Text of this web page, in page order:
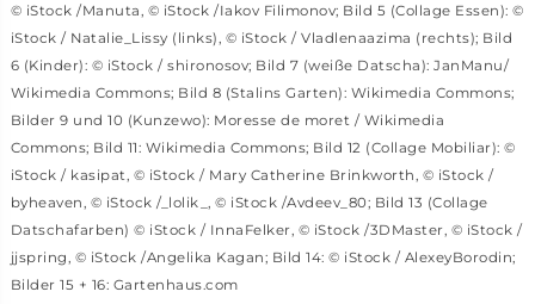
© iStock /Manuta, © iStock /Iakov Filimonov; Bild 5 (Collage Essen): ©
iStock / Natalie_Lissy (links), © iStock / Vladlenaazima (rechts); Bild
6 (Kinder): © iStock / shironosov; Bild 7 (weiße Datscha): JanManu/
Wikimedia Commons; Bild 8 (Stalins Garten): Wikimedia Commons;
Bilder 9 und 10 (Kunzewo): Moresse de moret / Wikimedia
Commons; Bild 11: Wikimedia Commons; Bild 12 (Collage Mobiliar): ©
iStock / kasipat, © iStock / Mary Catherine Brinkworth, © iStock /
byheaven, © iStock /_lolik_, © iStock /Avdeev_80; Bild 13 (Collage
Datschafarben) © iStock / InnaFelker, © iStock /3DMaster, © iStock /
jjspring, © iStock /Angelika Kagan; Bild 14: © iStock / AlexeyBorodin;
Bilder 15 + 16: Gartenhaus.com